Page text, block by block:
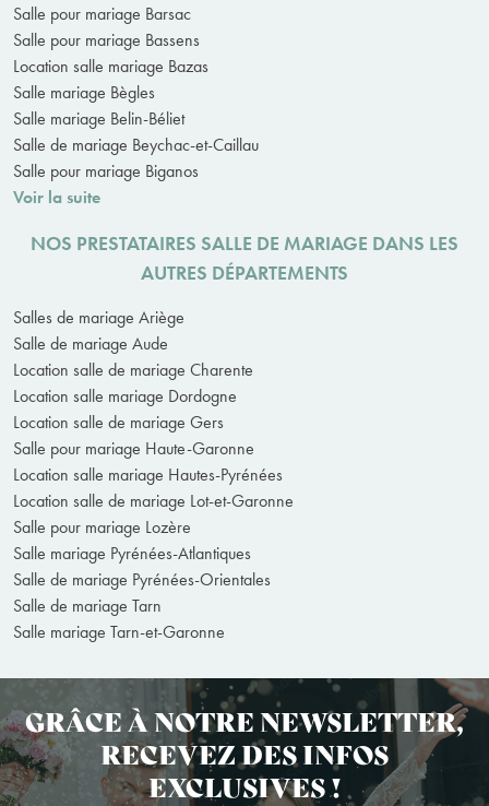
Salle pour mariage Barsac
Salle pour mariage Bassens
Location salle mariage Bazas
Salle mariage Bègles
Salle mariage Belin-Béliet
Salle de mariage Beychac-et-Caillau
Salle pour mariage Biganos
Voir la suite
NOS PRESTATAIRES SALLE DE MARIAGE DANS LES
AUTRES DÉPARTEMENTS
Salles de mariage Ariège
Salle de mariage Aude
Location salle de mariage Charente
Location salle mariage Dordogne
Location salle de mariage Gers
Salle pour mariage Haute-Garonne
Location salle mariage Hautes-Pyrénées
Location salle de mariage Lot-et-Garonne
Salle pour mariage Lozère
Salle mariage Pyrénées-Atlantiques
Salle de mariage Pyrénées-Orientales
Salle de mariage Tarn
Salle mariage Tarn-et-Garonne
GRÂCE À NOTRE NEWSLETTER,
RECEVEZ DES INFOS
EXCLUSIVES !